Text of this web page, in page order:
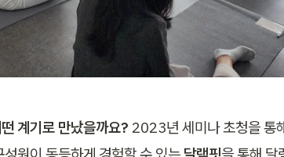
계기로 만났을까요? 2023년 세미나 초청을 통